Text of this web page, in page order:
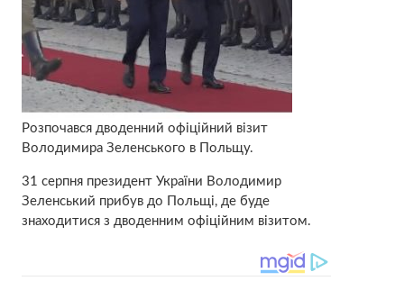
Розпочався дводенний офіційний візит
Володимира Зеленського в Польщу.
31 серпня президент України Володимир
Зеленський прибув до Польщі, де буде
знаходитися з дводенним офіційним візитом.